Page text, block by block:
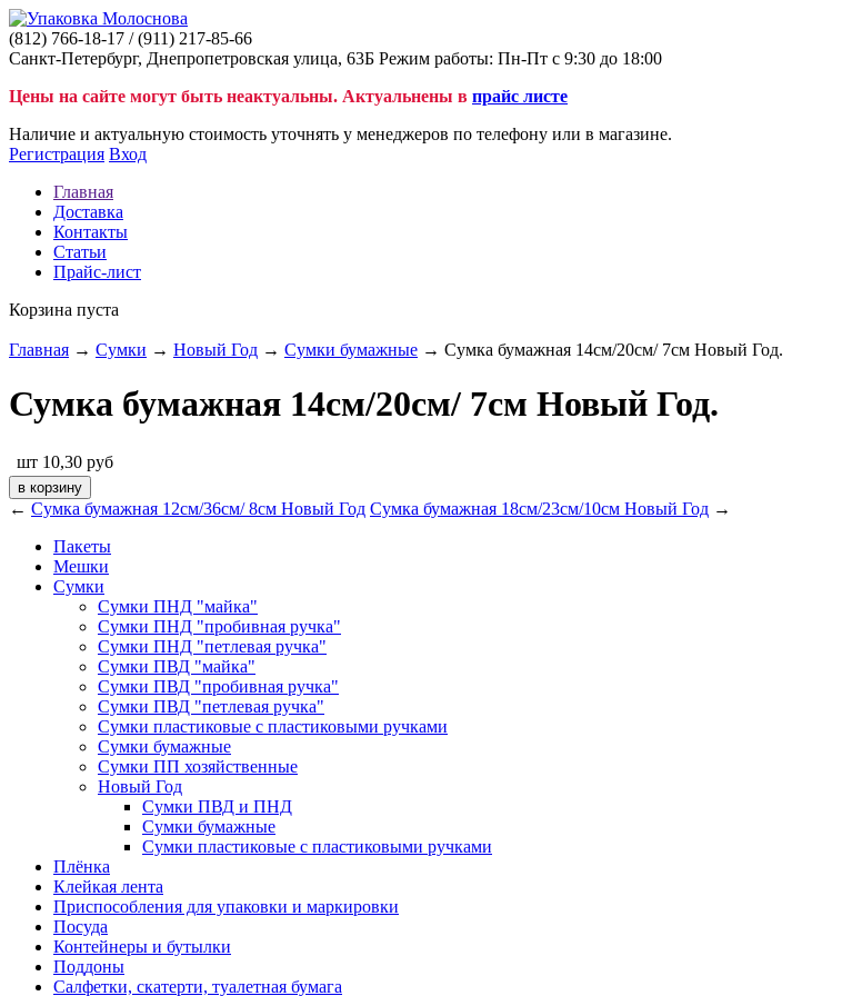
(812) 766-18-17 / (911) 217-85-66
Санкт-Петербург, Днепропетровская улица, 63Б Режим работы: Пн-Пт с 9:30 до 18:00
Цены на сайте могут быть неактуальны. Актуальнены в прайс листе
Наличие и актуальную стоимость уточнять у менеджеров по телефону или в магазине.
Регистрация Вход
Главная
Доставка
Контакты
Статьи
Прайс-лист
Корзина пуста
Главная → Сумки → Новый Год → Сумки бумажные → Сумка бумажная 14см/20см/ 7см Новый Год.
Сумка бумажная 14см/20см/ 7см Новый Год.
шт 10,30 руб
← Сумка бумажная 12см/36см/ 8см Новый Год Сумка бумажная 18см/23см/10см Новый Год →
Пакеты
Мешки
Сумки
Сумки ПНД "майка"
Сумки ПНД "пробивная ручка"
Сумки ПНД "петлевая ручка"
Сумки ПВД "майка"
Сумки ПВД "пробивная ручка"
Сумки ПВД "петлевая ручка"
Сумки пластиковые с пластиковыми ручками
Сумки бумажные
Сумки ПП хозяйственные
Новый Год
Сумки ПВД и ПНД
Сумки бумажные
Сумки пластиковые с пластиковыми ручками
Плёнка
Клейкая лента
Приспособления для упаковки и маркировки
Посуда
Контейнеры и бутылки
Поддоны
Салфетки, скатерти, туалетная бумага